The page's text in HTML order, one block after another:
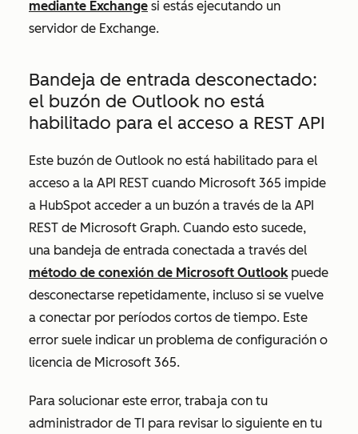
mediante Exchange si estás ejecutando un
servidor de Exchange.
Bandeja de entrada desconectado:
el buzón de Outlook no está
habilitado para el acceso a REST API
Este buzón de Outlook no está habilitado para el
acceso a la API REST cuando Microsoft 365 impide
a HubSpot acceder a un buzón a través de la API
REST de Microsoft Graph. Cuando esto sucede,
una bandeja de entrada conectada a través del
método de conexión de Microsoft Outlookpuede
desconectarse repetidamente, incluso si se vuelve
a conectar por períodos cortos de tiempo. Este
error suele indicar un problema de configuración o
licencia de Microsoft 365.
Para solucionar este error, trabaja con tu
administrador de TI para revisar lo siguiente en tu